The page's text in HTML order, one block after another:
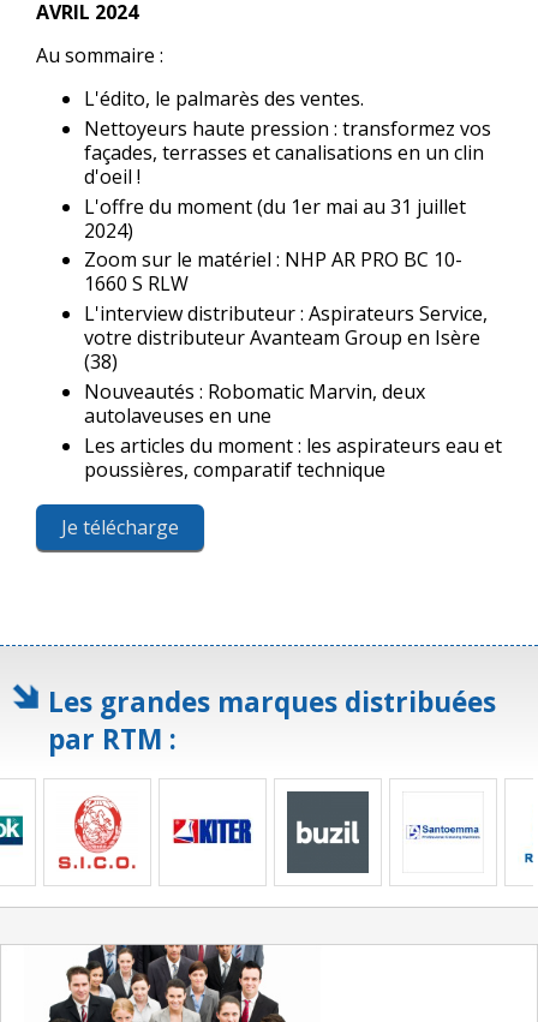
AVRIL 2024
Au sommaire :
L'édito, le palmarès des ventes.
Nettoyeurs haute pression : transformez vos
façades, terrasses et canalisations en un clin
d'oeil !
L'offre du moment (du 1er mai au 31 juillet
2024)
Zoom sur le matériel : NHP AR PRO BC 10-
1660 S RLW
L'interview distributeur : Aspirateurs Service,
votre distributeur Avanteam Group en Isère
(38)
Nouveautés : Robomatic Marvin, deux
autolaveuses en une
Les articles du moment : les aspirateurs eau et
poussières, comparatif technique
Je télécharge
Les grandes marques distribuées
par RTM :